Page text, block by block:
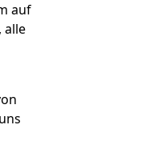
auf
alle